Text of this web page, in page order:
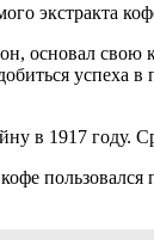
экстракта
основал
успеха в
1917 году.